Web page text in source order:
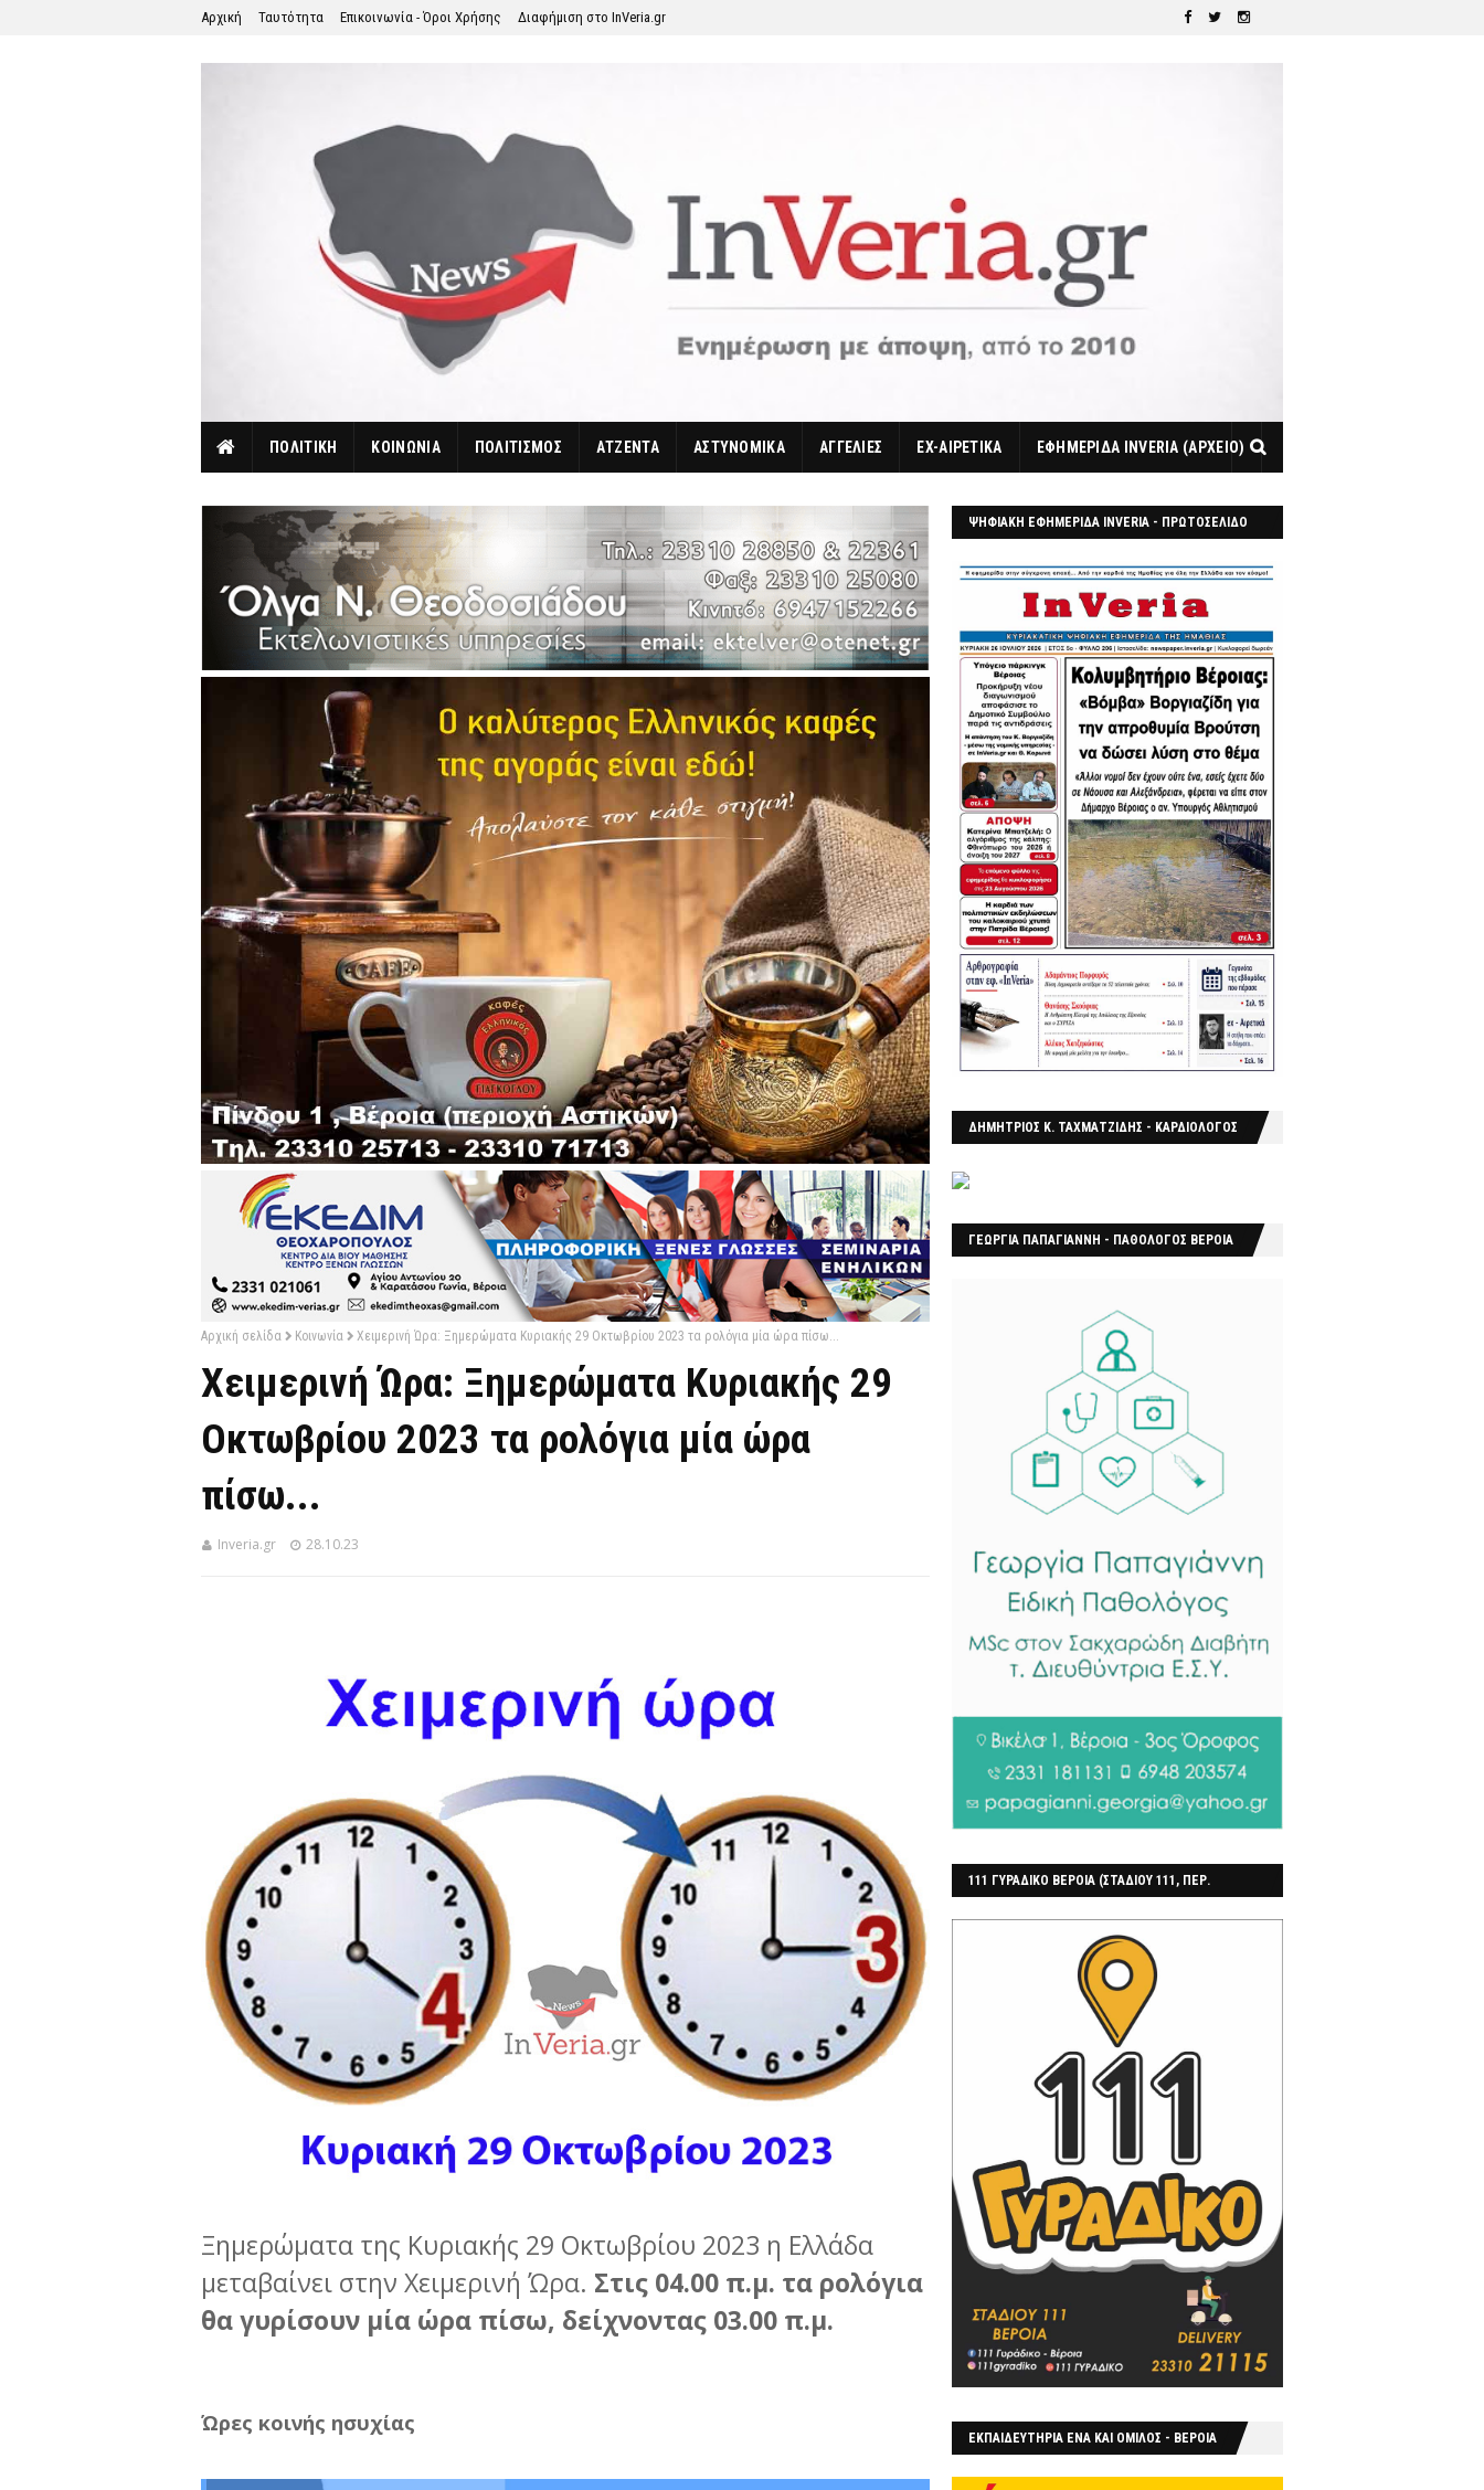
Αρχική Ταυτότητα Επικοινωνία - Όροι Χρήσης Διαφήμιση στο InVeria.gr
ΠΟΛΙΤΙΚΗ ΚΟΙΝΩΝΙΑ ΠΟΛΙΤΙΣΜΟΣ ΑΤΖΕΝΤΑ ΑΣΤΥΝΟΜΙΚΑ ΑΓΓΕΛΙΕΣ EX-ΑΙΡΕΤΙΚΑ ΕΦΗΜΕΡΙΔΑ INVERIA (ΑΡΧΕΙΟ)
Αρχική σελίδα Κοινωνία Χειμερινή Ώρα: Ξημερώματα Κυριακής 29 Οκτωβρίου 2023 τα ρολόγια μία ώρα πίσω...
Χειμερινή Ώρα: Ξημερώματα Κυριακής 29
Οκτωβρίου 2023 τα ρολόγια μία ώρα
πίσω...
Inveria.gr 28.10.23
Ξημερώματα της Κυριακής 29 Οκτωβρίου 2023 η Ελλάδα
μεταβαίνει στην Χειμερινή Ώρα. Στις 04.00 π.μ. τα ρολόγια
θα γυρίσουν μία ώρα πίσω, δείχνοντας 03.00 π.μ.
Ώρες κοινής ησυχίας
ΨΗΦΙΑΚΗ ΕΦΗΜΕΡΙΔΑ INVERIA - ΠΡΩΤΟΣΕΛΙΔΟ
ΔΗΜΗΤΡΙΟΣ Κ. ΤΑΧΜΑΤΖΙΔΗΣ - ΚΑΡΔΙΟΛΟΓΟΣ
ΓΕΩΡΓΙΑ ΠΑΠΑΓΙΑΝΝΗ - ΠΑΘΟΛΟΓΟΣ ΒΕΡΟΙΑ
111 ΓΥΡΑΔΙΚΟ ΒΕΡΟΙΑ (ΣΤΑΔΙΟΥ 111, ΠΕΡ.
ΕΚΠΑΙΔΕΥΤΗΡΙΑ ΕΝΑ ΚΑΙ ΟΜΙΛΟΣ - ΒΕΡΟΙΑ